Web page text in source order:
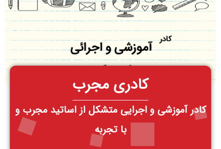
کادری مجرب
کادر آموزشی و اجرایی متشکل از اساتید مجرب و
با تجربه